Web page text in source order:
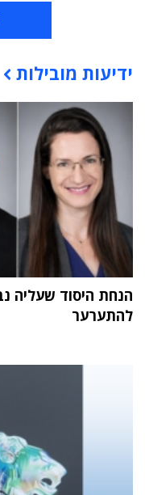
תוכן פרסומי
ידיעות מובילות
הנחת היסוד שעליה
להתערער